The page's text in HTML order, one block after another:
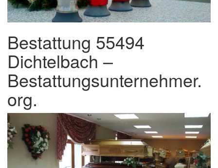
Bestattung 55494
Dichtelbach –
Bestattungsunternehmer.
org.